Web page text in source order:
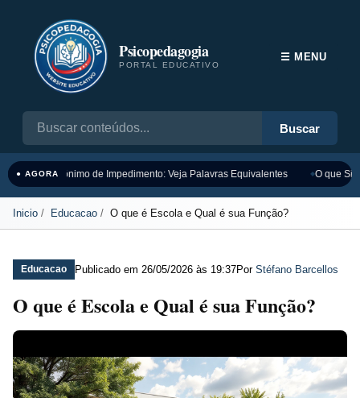
Psicopedagogia
PORTAL EDUCATIVO
Buscar
☰ MENU
● AGORASinônimo de Impedimento: Veja Palavras Equivalentes O que
Inicio Educacao O que é Escola e Qual é sua Função?
Educacao Publicado em 26/05/2026 às 19:37Por Stéfano Barcellos
O que é Escola e Qual é sua Função?